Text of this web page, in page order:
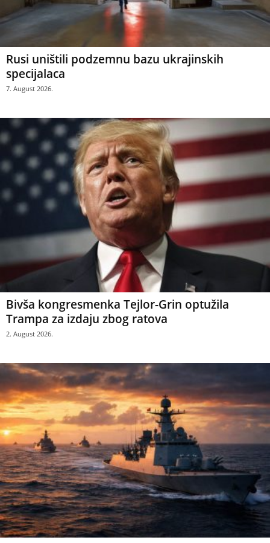
Rusi uništili podzemnu bazu ukrajinskih
specijalaca
7. August 2026.
Bivša kongresmenka Tejlor-Grin optužila
Trampa za izdaju zbog ratova
2. August 2026.